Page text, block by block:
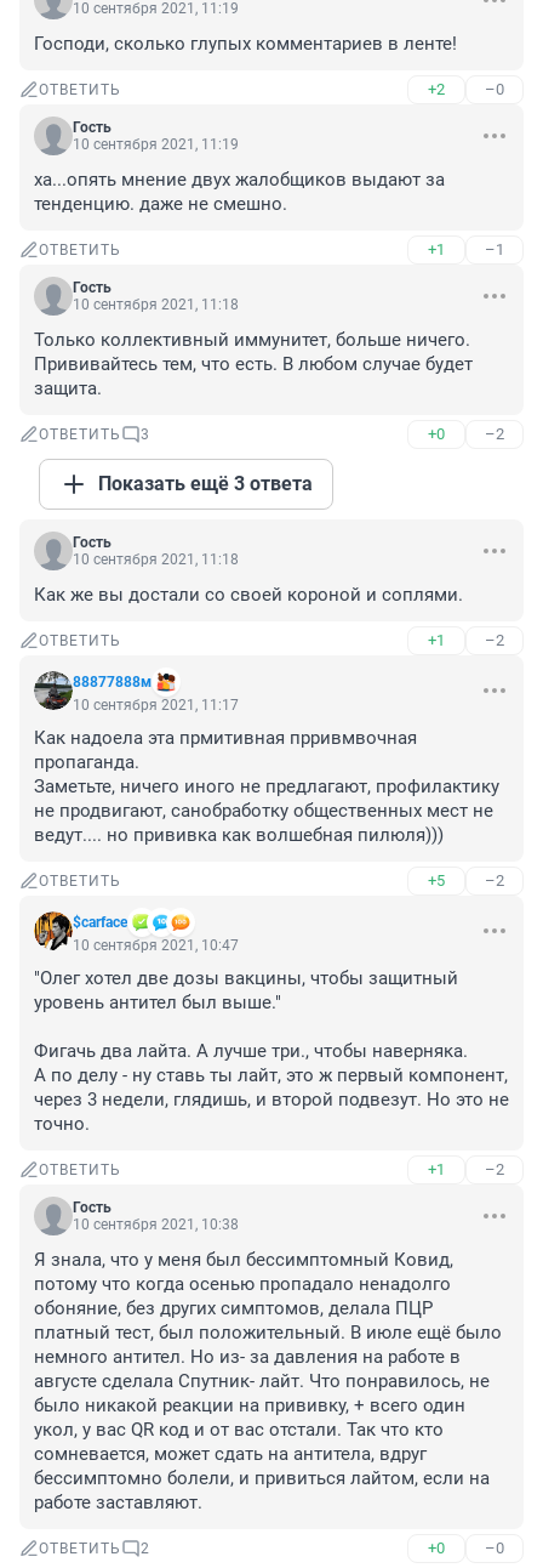
10 сентября 2021, 11:19
Господи, сколько глупых комментариев в ленте!
ОТВЕТИТЬ +2 –0
Гость
10 сентября 2021, 11:19
ха...опять мнение двух жалобщиков выдают за
тенденцию. даже не смешно.
ОТВЕТИТЬ +1 –1
Гость
10 сентября 2021, 11:18
Только коллективный иммунитет, больше ничего.
Прививайтесь тем, что есть. В любом случае будет
защита.
ОТВЕТИТЬ 3 +0 –2
Показать ещё 3 ответа
Гость
10 сентября 2021, 11:18
Как же вы достали со своей короной и соплями.
ОТВЕТИТЬ +1 –2
88877888м
10 сентября 2021, 11:17
Как надоела эта прмитивная прривмвочная
пропаганда.
Заметьте, ничего иного не предлагают, профилактику
не продвигают, санобработку общественных мест не
ведут.... но прививка как волшебная пилюля)))
ОТВЕТИТЬ +5 –2
$carface
10 сентября 2021, 10:47
"Олег хотел две дозы вакцины, чтобы защитный
уровень антител был выше."
Фигачь два лайта. А лучше три., чтобы наверняка.
А по делу - ну ставь ты лайт, это ж первый компонент,
через 3 недели, глядишь, и второй подвезут. Но это не
точно.
ОТВЕТИТЬ +1 –2
Гость
10 сентября 2021, 10:38
Я знала, что у меня был бессимптомный Ковид,
потому что когда осенью пропадало ненадолго
обоняние, без других симптомов, делала ПЦР
платный тест, был положительный. В июле ещё было
немного антител. Но из- за давления на работе в
августе сделала Спутник- лайт. Что понравилось, не
было никакой реакции на прививку, + всего один
укол, у вас QR код и от вас отстали. Так что кто
сомневается, может сдать на антитела, вдруг
бессимптомно болели, и привиться лайтом, если на
работе заставляют.
ОТВЕТИТЬ 2 +0 –0